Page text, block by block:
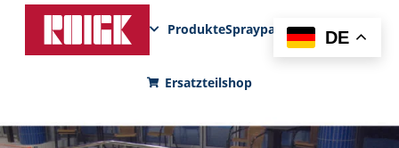
ProdukteSprayparksFunPadNews
Ersatzteilshop
DE